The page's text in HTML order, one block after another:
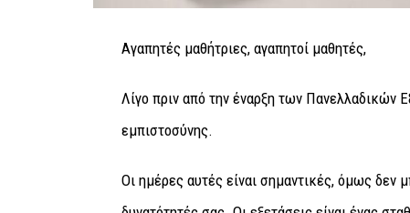
Αγαπητές μαθήτριες, αγαπητοί μαθητές,
Λίγο πριν από την έναρξη των Πανελλαδικών
εμπιστοσύνης.
Οι ημέρες αυτές είναι σημαντικές, όμως δεν